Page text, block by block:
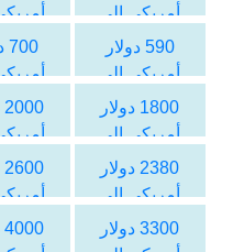
أمريكي الى
الليرة التركية
الليرة
590 دولار
أمريكي الى
الليرة التركية
الليرة
1800 دولار
أمريكي الى
الليرة التركية
الليرة
2380 دولار
أمريكي الى
الليرة التركية
الليرة
3300 دولار